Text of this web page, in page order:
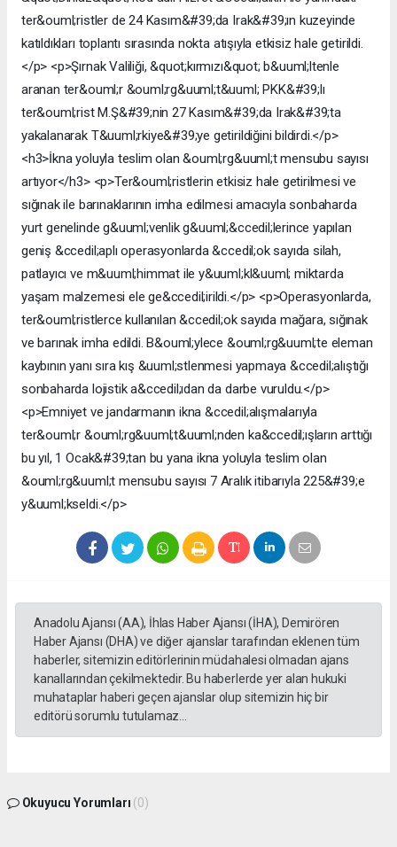
Anadolu Ajansı (AA), İhlas Haber Ajansı (İHA), Demirören
Haber Ajansı (DHA) ve diğer ajanslar tarafından eklenen tüm
haberler, sitemizin editörlerinin müdahalesi olmadan ajans
kanallarından çekilmektedir. Bu haberlerde yer alan hukuki
muhataplar haberi geçen ajanslar olup sitemizin hiç bir
editörü sorumlu tutulamaz...
Okuyucu Yorumları (0)